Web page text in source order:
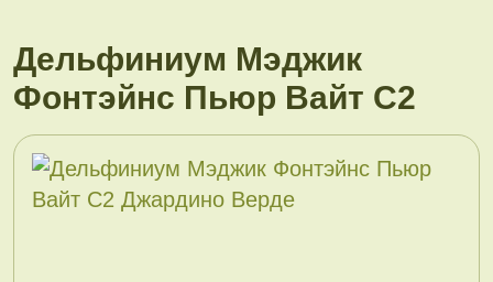
Дельфиниум Мэджик
Фонтэйнс Пьюр Вайт С2